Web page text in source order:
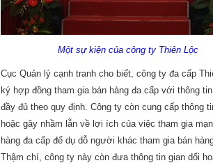
Một sự kiện của công ty Thiên Lộc
Cục Quản lý cạnh tranh cho biết, công ty đa cấp
ký hợp đồng tham gia bán hàng đa cấp với thông
đầy đủ theo quy định. Công ty còn cung cấp thông
hoặc gây nhầm lẫn về lợi ích của việc tham gia
hàng đa cấp để dụ dỗ người khác tham gia bán
Thậm chí, công ty này còn đưa thông tin gian dối